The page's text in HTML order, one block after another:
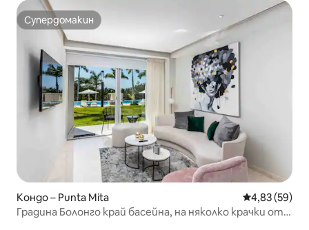
Супердомакин
Супердомакин
Кондо – Punta Mita Средна
4,83 (59)
Градина Болонго край басейна, на няколко крачки от